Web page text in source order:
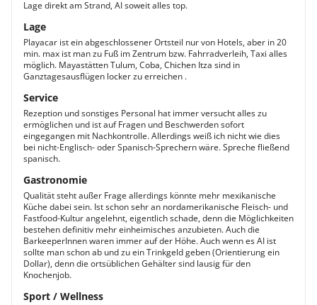
Lage direkt am Strand, AI soweit alles top.
Lage
Playacar ist ein abgeschlossener Ortsteil nur von Hotels, aber in 20
min. max ist man zu Fuß im Zentrum bzw. Fahrradverleih, Taxi alles
möglich. Mayastätten Tulum, Coba, Chichen Itza sind in
Ganztagesausflügen locker zu erreichen .
Service
Rezeption und sonstiges Personal hat immer versucht alles zu
ermöglichen und ist auf Fragen und Beschwerden sofort
eingegangen mit Nachkontrolle. Allerdings weiß ich nicht wie dies
bei nicht-Englisch- oder Spanisch-Sprechern wäre. Spreche fließend
spanisch.
Gastronomie
Qualität steht außer Frage allerdings könnte mehr mexikanische
Küche dabei sein. Ist schon sehr an nordamerikanische Fleisch- und
Fastfood-Kultur angelehnt, eigentlich schade, denn die Möglichkeiten
bestehen definitiv mehr einheimisches anzubieten. Auch die
BarkeeperInnen waren immer auf der Höhe. Auch wenn es AI ist
sollte man schon ab und zu ein Trinkgeld geben (Orientierung ein
Dollar), denn die ortsüblichen Gehälter sind lausig für den
Knochenjob.
Sport / Wellness